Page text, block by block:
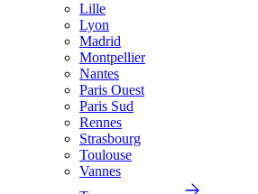
Lille
Lyon
Madrid
Montpellier
Nantes
Paris Ouest
Paris Sud
Rennes
Strasbourg
Toulouse
Vannes